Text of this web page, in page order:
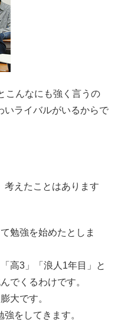
こんなにも強く言うの
いライバルがいるからで
考えたことはあります
勉強を始めたとしま
高3」「浪人1年目」と
でくるわけです。
大です。
をしてきます。